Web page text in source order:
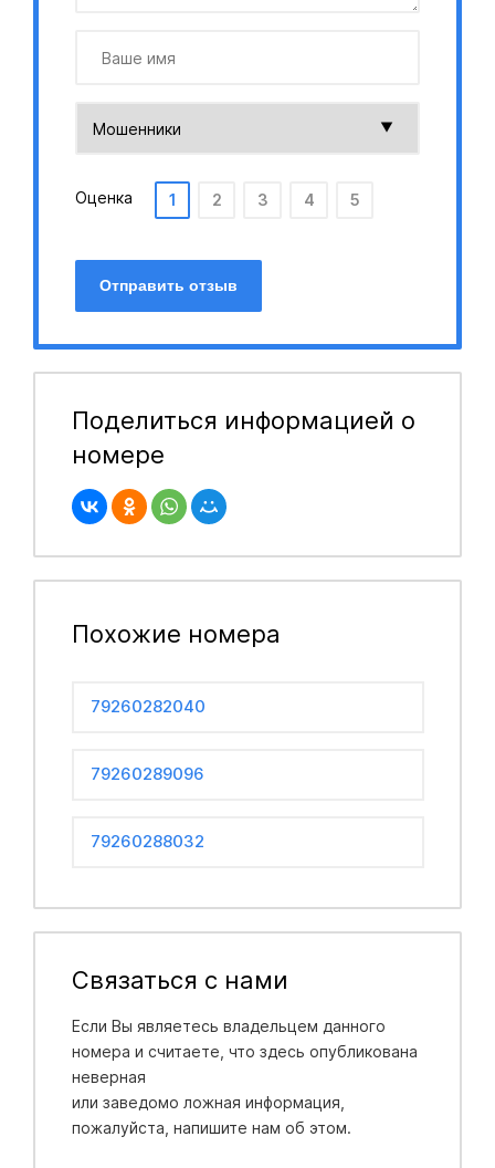
Оценка 1 2 3 4 5
Отправить отзыв
Поделиться информацией о
номере
Похожие номера
79260282040
79260289096
79260288032
Связаться с нами
Если Вы являетесь владельцем данного
номера и считаете, что здесь опубликована
неверная
или заведомо ложная информация,
пожалуйста, напишите нам об этом.